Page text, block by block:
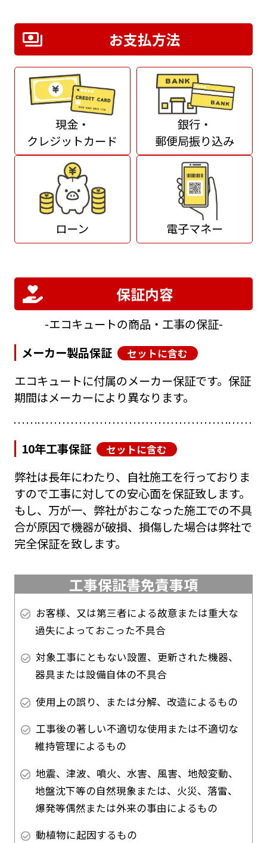
お支払方法
現金・
クレジットカード
銀行・
郵便局振り込み
ローン 電子マネー
保証内容
エコキュートの商品・工事の保証
メーカー製品保証
セットに含む
エコキュートに付属のメーカー保証です。保証
期間はメーカーにより異なります。
10年工事保証 セットに含む
弊社は長年にわたり、自社施工を行っておりま
すので工事に対しての安心面を保証致します。
もし、万が一、弊社がおこなった施工での不具
合が原因で機器が破損、損傷した場合は弊社で
完全保証を致します。
工事保証書免責事項
お客様、又は第三者による故意または重大な
過失によっておこった不具合
対象工事にともない設置、更新された機器、
器具または設備自体の不具合
使用上の誤り、または分解、改造によるもの
工事後の著しい不適切な使用または不適切な
維持管理によるもの
地震、津波、噴火、水害、風害、地殻変動、
地盤沈下等の自然現象または、火災、落雷、
爆発等偶然または外来の事由によるもの
動植物に起因するもの